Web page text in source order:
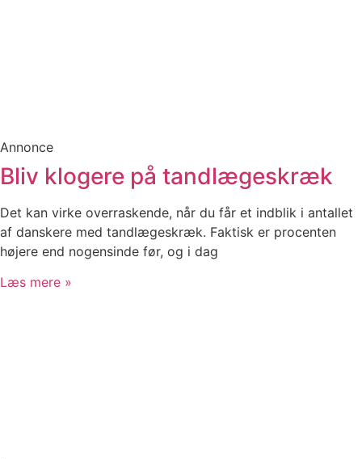
Annonce
Bliv klogere på tandlægeskræk
Det kan virke overraskende, når du får et indblik i antallet
af danskere med tandlægeskræk. Faktisk er procenten
højere end nogensinde før, og i dag
Læs mere »